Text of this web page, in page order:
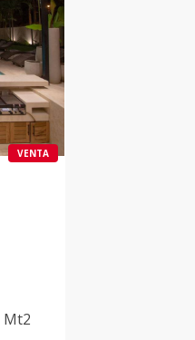
VENTA
Mt2